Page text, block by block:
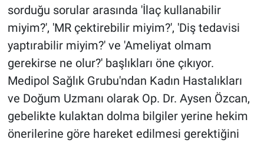
sorduğu sorular arasında 'İlaç kullanabilir
miyim?', 'MR çektirebilir miyim?', 'Diş tedavisi
yaptırabilir miyim?' ve 'Ameliyat olmam
gerekirse ne olur?' başlıkları öne çıkıyor.
Medipol Sağlık Grubu'ndan Kadın Hastalıkları
ve Doğum Uzmanı olarak Op. Dr. Aysen Özcan,
gebelikte kulaktan dolma bilgiler yerine hekim
önerilerine göre hareket edilmesi gerektiğini